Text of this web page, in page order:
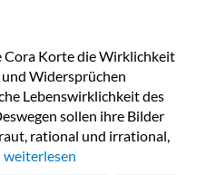
Korte die Wirklichkeit
Widersprüchen
Lebenswirklichkeit des
sollen ihre Bilder
rational und irrational,
„Cora Korte – Ausstellung in der
weiterlesen